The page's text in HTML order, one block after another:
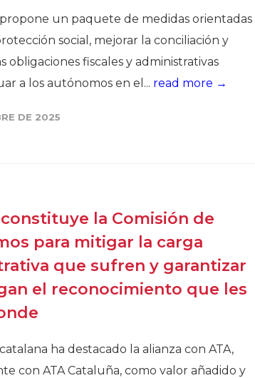
Económicos y Sociales
Organizaciones territoriales
un paquete de medidas orientadas
social, mejorar la conciliación y
obligaciones fiscales y administrativas
a los autónomos en el... read more →
DE 2025
la Comisión de
para mitigar la carga
que sufren y garantizar
el reconocimiento que les
ha destacado la alianza con ATA,
con ATA Cataluña, como valor añadido y